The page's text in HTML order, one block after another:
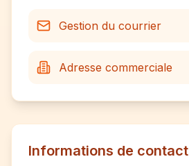
Gestion du courrier
Adresse commerciale
Informations de contact